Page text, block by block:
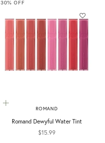
30% OFF
選擇選項
ROMAND
Romand Dewyful Water Tint
促銷價
$15.99